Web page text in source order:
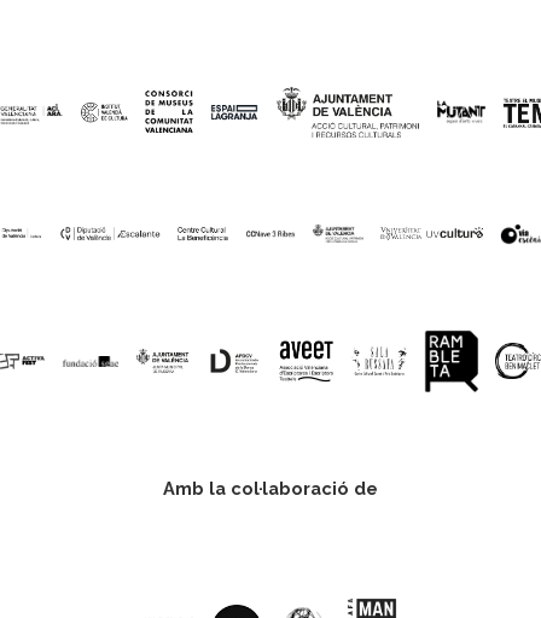
Amb la col·laboració de